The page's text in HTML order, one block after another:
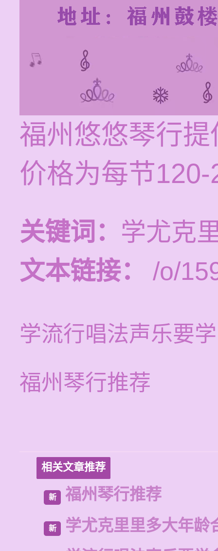
福州悠悠琴行
价格为每节
关键词： 学尤克
文本链接：
/o/
学流行唱法声乐要
福州琴行推荐
相关文章推荐
新 福州琴行推荐
新
学尤克里里多大年龄